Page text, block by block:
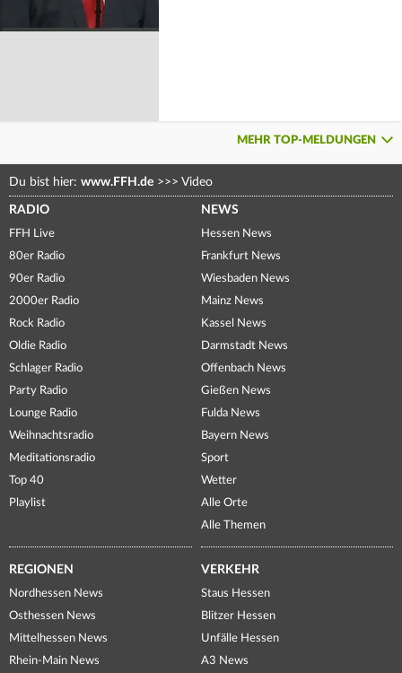
MEHR TOP-MELDUNGEN
Du bist hier: www.FFH.de >>> Video
RADIO
FFH Live
80er Radio
90er Radio
2000er Radio
Rock Radio
Oldie Radio
Schlager Radio
Party Radio
Lounge Radio
Weihnachtsradio
Meditationsradio
Top 40
Playlist
NEWS
Hessen News
Frankfurt News
Wiesbaden News
Mainz News
Kassel News
Darmstadt News
Offenbach News
Gießen News
Fulda News
Bayern News
Sport
Wetter
Alle Orte
Alle Themen
REGIONEN
Nordhessen News
Osthessen News
Mittelhessen News
Rhein-Main News
VERKEHR
Staus Hessen
Blitzer Hessen
Unfälle Hessen
A3 News